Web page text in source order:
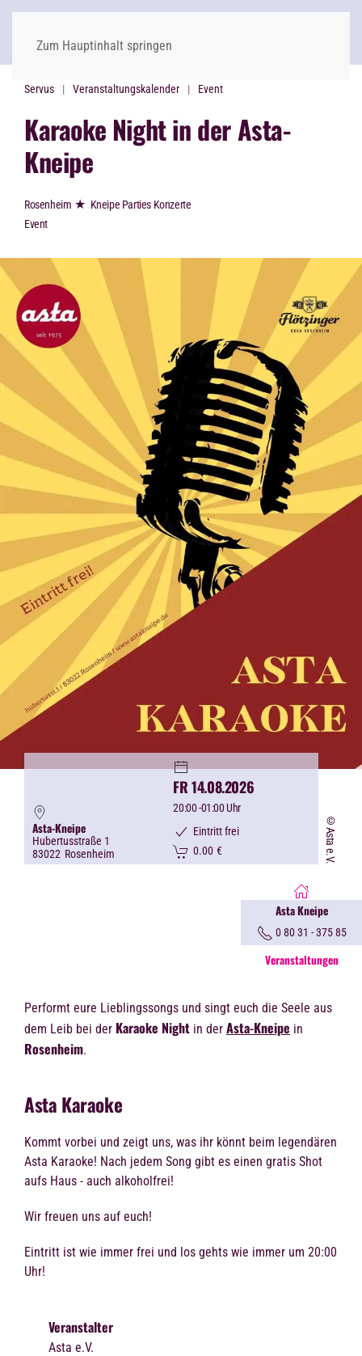
Zum Hauptinhalt springen
Servus Veranstaltungskalender Event
Karaoke Night in der Asta-
Kneipe
Rosenheim ★ Kneipe Parties Konzerte
Event
Asta-Kneipe
Hubertusstraße 1
83022 Rosenheim
FR 14.08.2026
20:00-01:00 Uhr
Eintritt frei
0.00 € ©Asta e.V.
Asta Kneipe
0 80 31 - 375 85
Veranstaltungen
Performt eure Lieblingssongs und singt euch die Seele aus
dem Leib bei der Karaoke Night in der Asta-Kneipe in
Rosenheim.
Asta Karaoke
Kommt vorbei und zeigt uns, was ihr könnt beim legendären
Asta Karaoke! Nach jedem Song gibt es einen gratis Shot
aufs Haus - auch alkoholfrei!
Wir freuen uns auf euch!
Eintritt ist wie immer frei und los gehts wie immer um 20:00
Uhr!
Veranstalter
Asta e.V.